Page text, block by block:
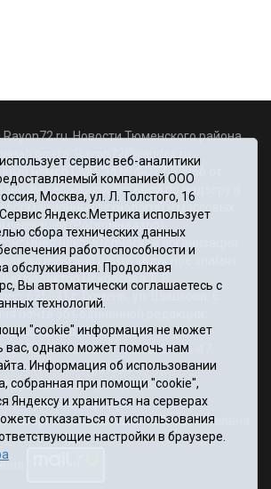
Новости Тюменского района.
Rayon72@yandex.ru
номер СМИ Эл № ФС77-67956 от
Федеральной службой по надзору в
технологий и массовых
(Роскомнадзор)
некоммерческая организация
издательский центр «Красное знамя».
редактор Некрасова Т. В.
625031 г.Тюмень. ул. Шишкова, 6
почта объединенной редакции:
34-80-60, 69-56-73, 69-56-47
Политика оператора
об учреждении
Публичная оферта
материалов ссылка на сайт обязательна.
12+
сервис веб-аналитики
компанией ООО
Москва, ул. Л. Толстого, 16
Яндекс.Метрика использует
сбора технических данных
работоспособности и
обслуживания. Продолжая
Вы автоматически соглашаетесь с
технологий.
"cookie" информация не может
вас, однако может помочь нам
Информация об использовании
собранная при помощи "cookie",
Яндексу и храниться на серверах
отказаться от использования
настройки в браузере.